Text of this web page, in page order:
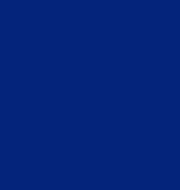
corpos da
suportes.
ao desgaste.